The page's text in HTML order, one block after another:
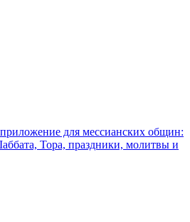
для мессианских общин:
Тора, праздники, молитвы и